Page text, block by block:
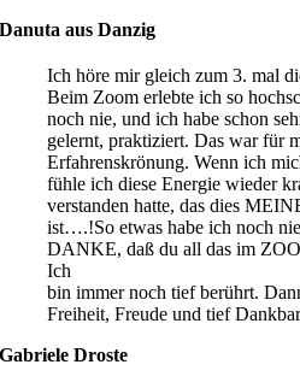
Danuta aus Danzig
Ich höre mir gleich zum 3. mal
Beim Zoom erlebte ich so
noch nie, und ich habe schon
gelernt, praktiziert. Das war für
Erfahrenskrönung. Wenn ich
fühle ich diese Energie wieder
verstanden hatte, das dies
ist….!So etwas habe ich noch
DANKE, daß du all das im
Ich
bin immer noch tief berührt.
Freiheit, Freude und tief
Gabriele Droste